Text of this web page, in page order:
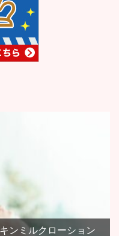
ンミルクローション